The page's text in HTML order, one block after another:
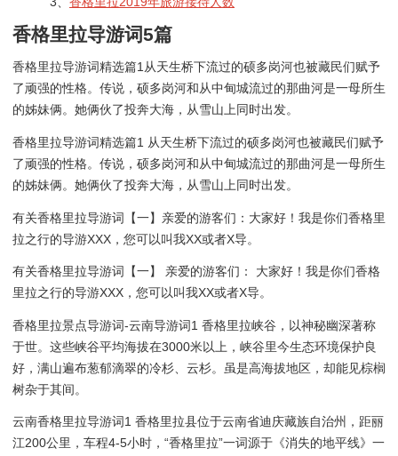
香格里拉导游词5篇
香格里拉导游词精选篇1从天生桥下流过的硕多岗河也被藏民们赋予
了顽强的性格。传说，硕多岗河和从中甸城流过的那曲河是一母所生
的姊妹俩。她俩伙了投奔大海，从雪山上同时出发。
香格里拉导游词精选篇1 从天生桥下流过的硕多岗河也被藏民们赋予
了顽强的性格。传说，硕多岗河和从中甸城流过的那曲河是一母所生
的姊妹俩。她俩伙了投奔大海，从雪山上同时出发。
有关香格里拉导游词【一】亲爱的游客们：大家好！我是你们香格里
拉之行的导游XXX，您可以叫我XX或者X导。
有关香格里拉导游词【一】 亲爱的游客们： 大家好！我是你们香格
里拉之行的导游XXX，您可以叫我XX或者X导。
香格里拉景点导游词-云南导游词1 香格里拉峡谷，以神秘幽深著称
于世。这些峡谷平均海拔在3000米以上，峡谷里今生态环境保护良
好，满山遍布葱郁滴翠的冷杉、云杉。虽是高海拔地区，却能见棕榈
树杂于其间。
云南香格里拉导游词1 香格里拉县位于云南省迪庆藏族自治州，距丽
江200公里，车程4-5小时，“香格里拉”一词源于《消失的地平线》一